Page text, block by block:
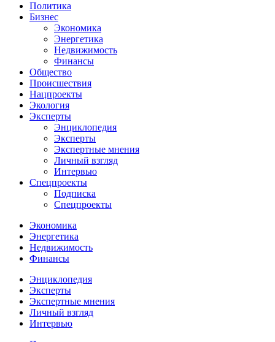
Политика
Бизнес
Экономика
Энергетика
Недвижимость
Финансы
Общество
Происшествия
Нацпроекты
Экология
Эксперты
Энциклопедия
Эксперты
Экспертные мнения
Личный взгляд
Интервью
Спецпроекты
Подписка
Спецпроекты
Экономика
Энергетика
Недвижимость
Финансы
Энциклопедия
Эксперты
Экспертные мнения
Личный взгляд
Интервью